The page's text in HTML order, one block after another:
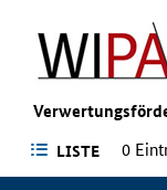
LISTE 0